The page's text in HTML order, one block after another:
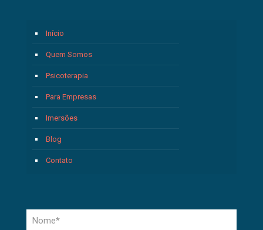
Início
Quem Somos
Psicoterapia
Para Empresas
Imersões
Blog
Contato